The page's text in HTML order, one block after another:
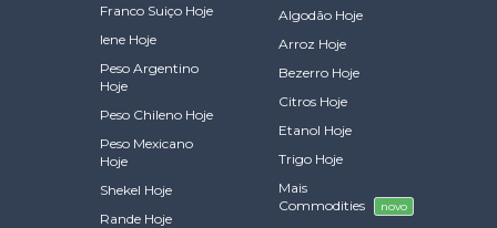
Franco Suiço Hoje
Iene Hoje
Peso Argentino
Hoje
Peso Chileno Hoje
Peso Mexicano
Hoje
Shekel Hoje
Rande Hoje
Algodão Hoje
Arroz Hoje
Bezerro Hoje
Citros Hoje
Etanol Hoje
Trigo Hoje
Mais
Commodities
novo